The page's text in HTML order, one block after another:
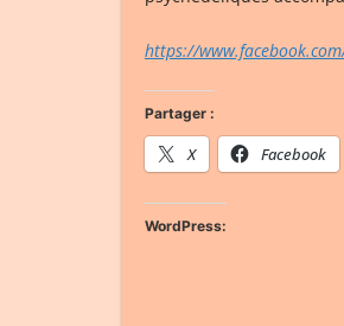
https://
Partager :
X Facebook
WordPress: